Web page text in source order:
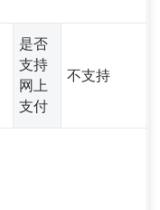
是否
支持
网上
支付
不支持